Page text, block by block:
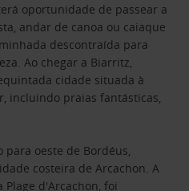
oportunidade de passear a
andar de canoa ou caiaque
descontraída para
Ao chegar a Biarritz,
cidade situada à
incluindo praias fantásticas,
oeste de Bordéus,
costeira de Arcachon. A
d'Arcachon, foi